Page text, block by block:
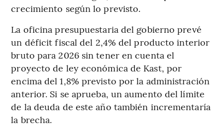
crecimiento según lo previsto.
La oficina presupuestaria del gobierno prevé
un déficit fiscal del 2,4% del producto interior
bruto para 2026 sin tener en cuenta el
proyecto de ley económica de Kast, por
encima del 1,8% previsto por la administración
anterior. Si se aprueba, un aumento del límite
de la deuda de este año también incrementaría
la brecha.